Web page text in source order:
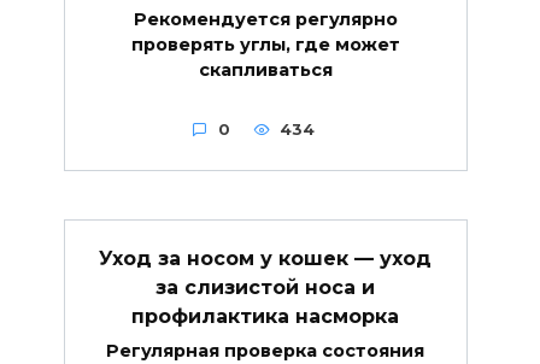
Рекомендуется регулярно
проверять углы, где может
скапливаться
0 434
Уход за носом у кошек — уход
за слизистой носа и
профилактика насморка
Регулярная проверка состояния